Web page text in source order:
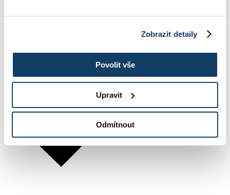
Zobrazit detaily
Povolit vše
Upravit
Odmítnout